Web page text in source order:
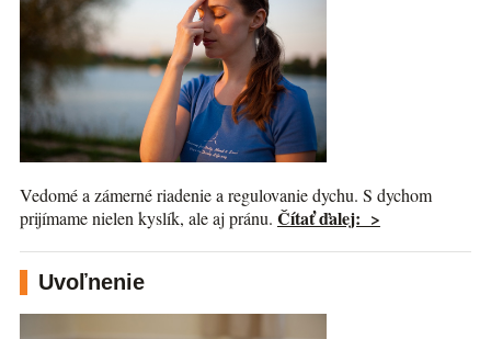
Vedomé a zámerné riadenie a regulovanie dychu. S dychom
prijímame nielen kyslík, ale aj pránu. Čítať ďalej: >
Uvoľnenie